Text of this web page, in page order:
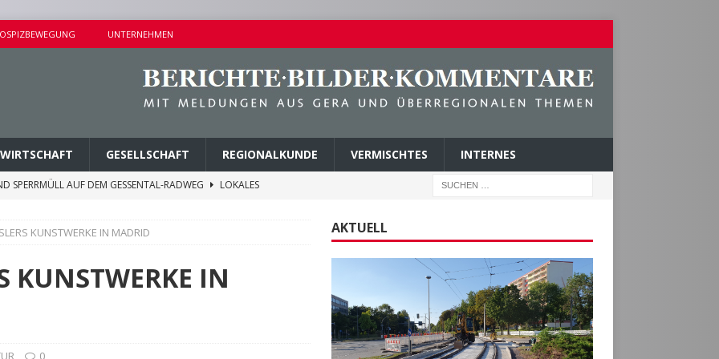
UNTERNEHMEN
WIRTSCHAFT GESELLSCHAFT REGIONALKUNDE VERMISCHTES INTERNES
SPERRMÜLL AUF DEM GESSENTAL-RADWEG
LOKALES
SEIT 1. AUGUST 2026
LOKALES
DETAILS BEKANNT
VERMISCHTES
KUNSTWERKE IN MADRID
KUNSTWERKE IN
0
AKTUELL